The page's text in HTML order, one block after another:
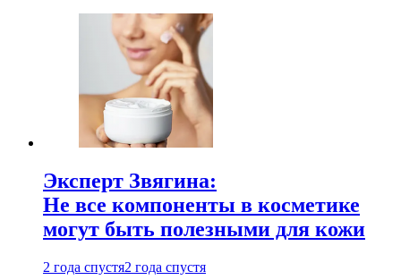
Эксперт Звягина:
Не все компоненты в косметике
могут быть полезными для кожи
2 года спустя2 года спустя